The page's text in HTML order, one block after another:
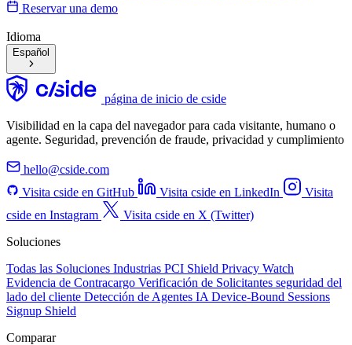
Reservar una demo
Idioma
Español
página de inicio de cside
Visibilidad en la capa del navegador para cada visitante, humano o
agente. Seguridad, prevención de fraude, privacidad y cumplimiento
hello@cside.com
Visita cside en GitHub
Visita cside en LinkedIn
Visita
cside en Instagram
Visita cside en X (Twitter)
Soluciones
Todas las Soluciones Industrias PCI Shield Privacy Watch
Evidencia de Contracargo Verificación de Solicitantes seguridad del
lado del cliente Detección de Agentes IA Device-Bound Sessions
Signup Shield
Comparar